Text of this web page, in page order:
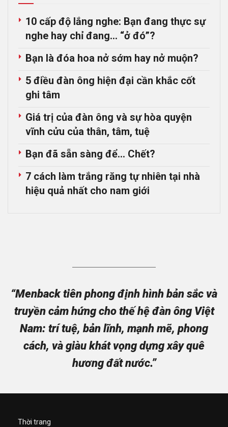
10 cấp độ lắng nghe: Bạn đang thực sự
nghe hay chỉ đang… “ở đó”?
Bạn là đóa hoa nở sớm hay nở muộn?
5 điều đàn ông hiện đại cần khắc cốt
ghi tâm
Giá trị của đàn ông và sự hòa quyện
vĩnh cửu của thân, tâm, tuệ
Bạn đã sẵn sàng để… Chết?
7 cách làm trắng răng tự nhiên tại nhà
hiệu quả nhất cho nam giới
“Menback tiên phong định hình bản sắc và
truyền cảm hứng cho thế hệ đàn ông Việt
Nam: trí tuệ, bản lĩnh, mạnh mẽ, phong
cách, và giàu khát vọng dựng xây quê
hương đất nước.”
Thời trang